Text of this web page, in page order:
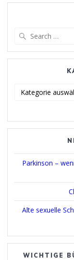
Parkinson –
Alte sexuelle
WICHTIGE